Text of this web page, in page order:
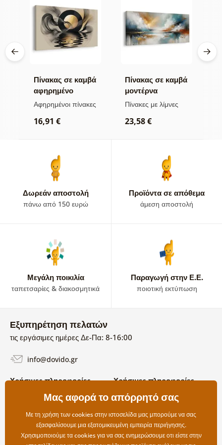
Πίνακας σε καμβά
αφηρημένο
φεγγάρι κοντά στο
Αφηρημένοι πίνακες
16,91 €
Πίνακας σε καμβά
μοντέρνα
αφαίρεση με φύση
Πίνακες με λίμνες
23,58 €
Δωρεάν αποστολή
πάνω από 150 ευρώ
Προϊόντα σε απόθεμα
άμεση αποστολή
Μεγάλη ποικιλία
ταπετσαρίες & διακοσμητικά
Παραγωγή στην Ε.Ε.
ποιοτική εκτύπωση
Εξυπηρέτηση πελατών
τις εργάσιμες ημέρες Δε-Πα: 8-16:00
info@dovido.gr
Χρήσιμες πληροφορίες
Όροι χρήσης και επιστροφών
Επιλογές αποστολής και
πληρωμής
Επιστροφές
Χρήσιμες πληροφορίες
Σχετικά με εμάς
Συχνές Ερωτήσεις
Επικοινωνία
Μας αφορά το απόρρητό σας
Με τη χρήση των cookies στην ιστοσελίδα μας μπορούμε να σας
εξασφαλίσουμε μια εξατομικευμένη εμπειρία περιήγησης.
Χρησιμοποιούμε τα cookies για να σας ενημερώσουμε οτι είστε στην